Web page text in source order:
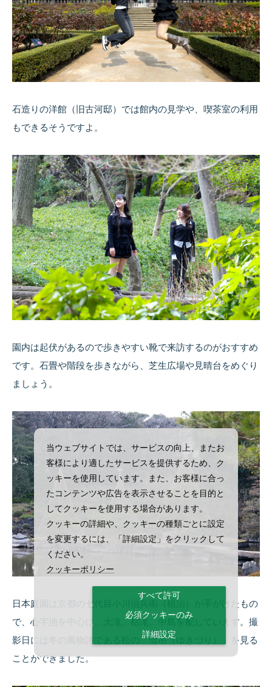
石造りの洋館（旧古河邸）では館内の見学や、喫茶室の利用
もできるそうですよ。
園内は起伏があるので歩きやすい靴で来訪するのがおすすめ
です。石畳や階段を歩きながら、芝生広場や見晴台をめぐり
ましょう。
日本庭園は京都の七代目小川治兵衛（植治）が手がけたもの
で、心字池を中心に、大滝、枯滝、中島を配しています。撮
影日には冬の風物詩である松の「雪吊（ゆきづり）」を見る
ことができました。
当ウェブサイトでは、サービスの向上、またお
客様により適したサービスを提供するため、ク
ッキーを使用しています。また、お客様に合っ
たコンテンツや広告を表示させることを目的と
してクッキーを使用する場合があります。
クッキーの詳細や、クッキーの種類ごとに設定
を変更するには、「詳細設定」をクリックして
ください。
クッキーポリシー
すべて許可
必須クッキーのみ
詳細設定